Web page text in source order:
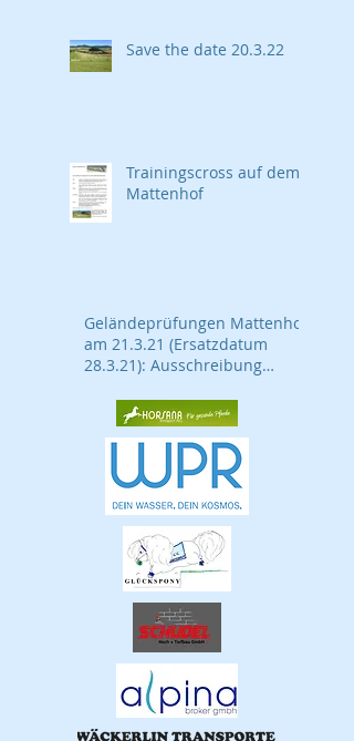
Save the date 20.3.22
Trainingscross auf dem
Mattenhof
Geländeprüfungen Mattenhof
am 21.3.21 (Ersatzdatum
28.3.21): Ausschreibung